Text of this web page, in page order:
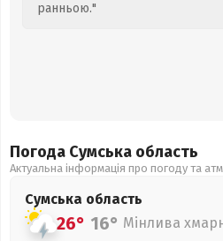
ранньою."
Погода Сумська область
Актуальна інформація про погоду та
Сумська область
26° 16° Мінлива